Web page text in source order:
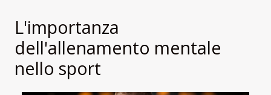
L'importanza
dell'allenamento mentale
nello sport